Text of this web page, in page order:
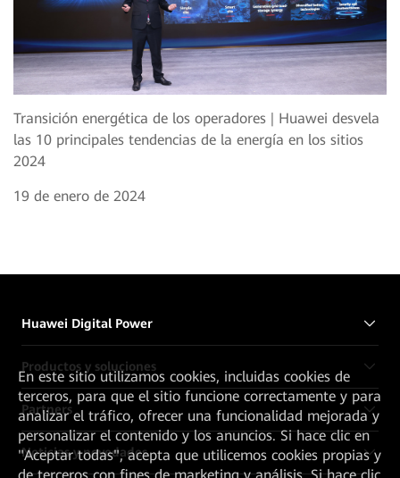
Transición energética de los operadores | Huawei desvela
las 10 principales tendencias de la energía en los sitios
2024
19 de enero de 2024
Huawei Digital Power
Productos y soluciones
Partners
Noticias y novedades
En este sitio utilizamos cookies, incluidas cookies de
terceros, para que el sitio funcione correctamente y para
analizar el tráfico, ofrecer una funcionalidad mejorada y
personalizar el contenido y los anuncios. Si hace clic en
"Aceptar todas", acepta que utilicemos cookies propias y